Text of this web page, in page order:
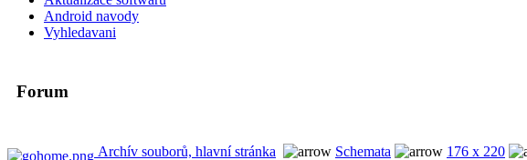
Android navody
Vyhledavani
Forum
Archív souborů, hlavní stránka Schemata 176 x 220